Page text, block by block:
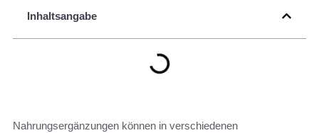
Inhaltsangabe
Nahrungsergänzungen können in verschiedenen